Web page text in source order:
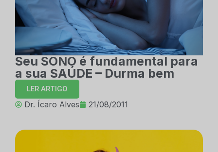
Seu SONO é fundamental para
a sua SAÚDE – Durma bem
LER ARTIGO
Dr. Ícaro Alves 21/08/2011